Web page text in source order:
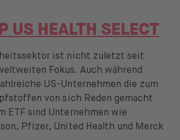
US HEALTH SELECT
ist nicht zuletzt seit
Fokus. Auch während
US-Unternehmen die zum
von sich Reden gemacht
ETF sind Unternehmen wie
Pfizer, United Health und Merck